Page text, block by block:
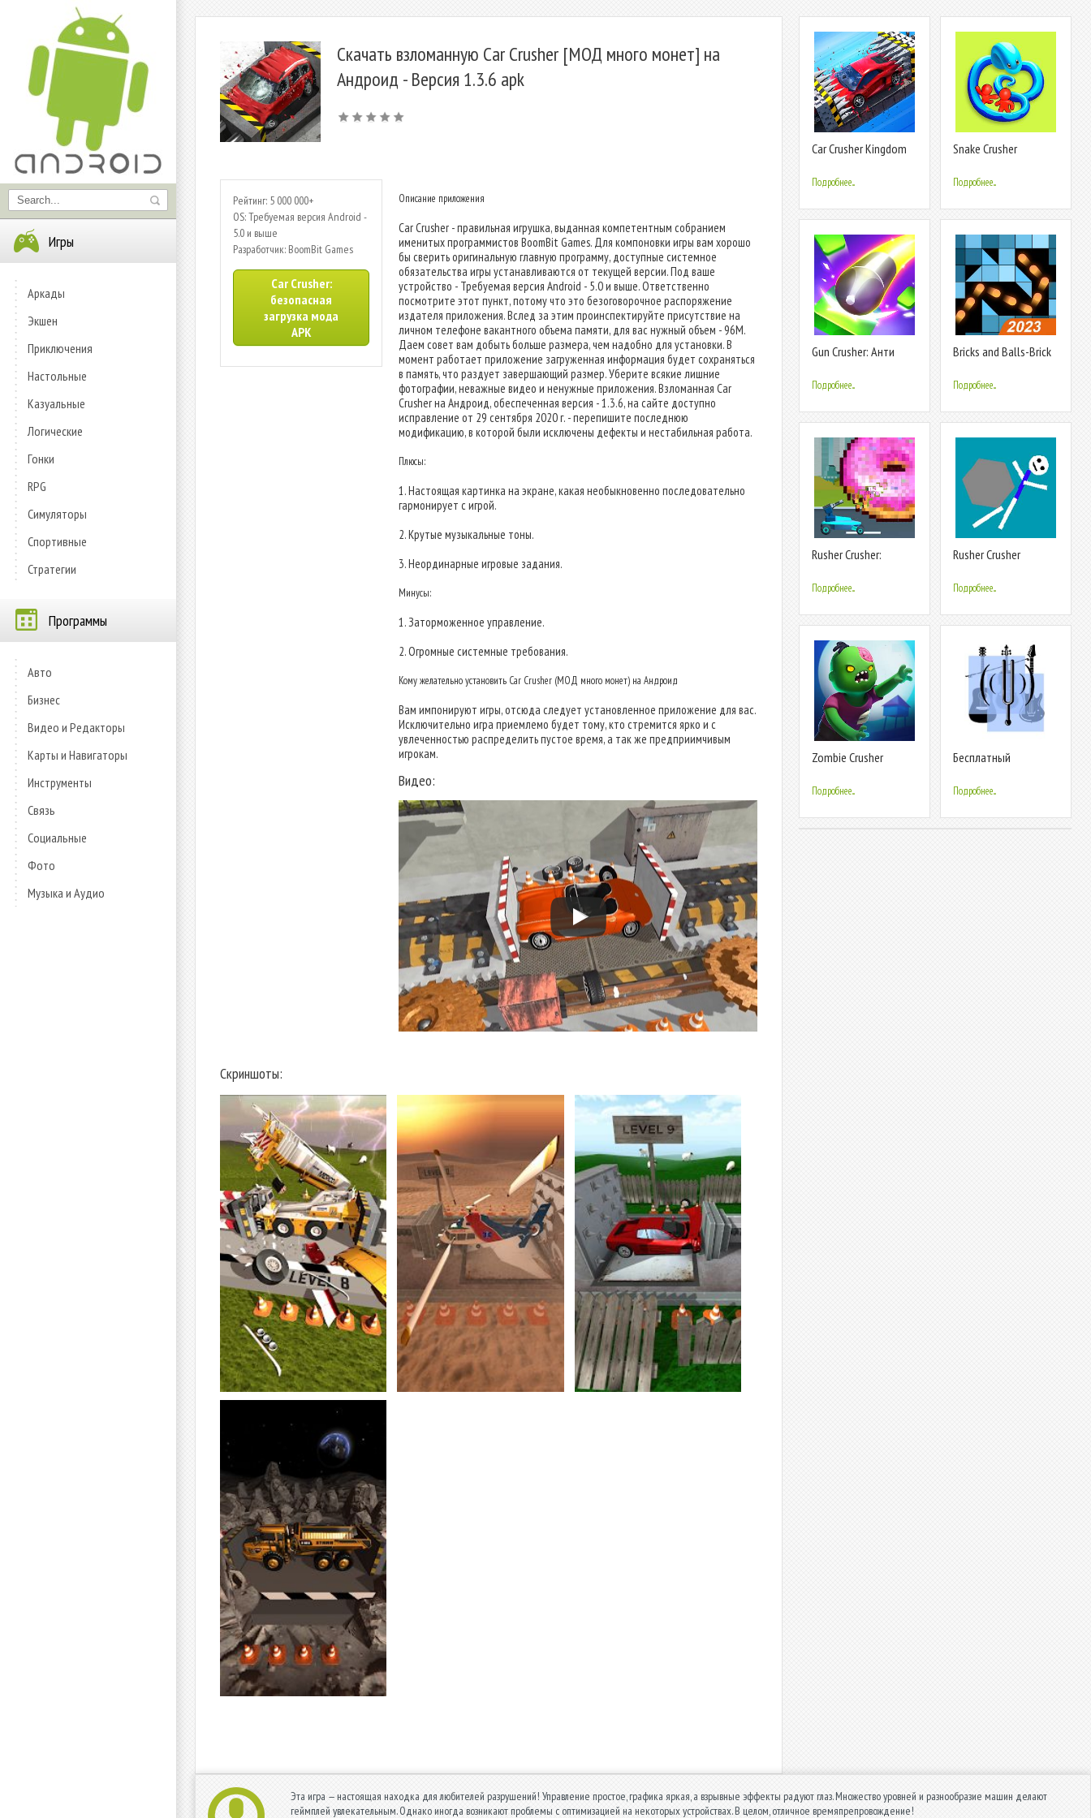
Игры
Аркады
Экшен
Приключения
Настольные
Казуальные
Логические
Гонки
RPG
Симуляторы
Спортивные
Стратегии
Программы
Авто
Бизнес
Видео и Редакторы
Карты и Навигаторы
Инструменты
Связь
Социальные
Фото
Музыка и Аудио
Скачать взломанную Car Crusher [МОД много монет] на
Андроид - Версия 1.3.6 apk
Рейтинг: 5 000 000+
OS: Требуемая версия Android -
5.0 и выше
Разработчик: BoomBit Games
Car Crusher:
безопасная
загрузка мода
APK
Описание приложения
Car Crusher - правильная игрушка, выданная компетентным собранием
именитых программистов BoomBit Games. Для компоновки игры вам хорошо
бы сверить оригинальную главную программу, доступные системное
обязательства игры устанавливаются от текущей версии. Под ваше
устройство - Требуемая версия Android - 5.0 и выше. Ответственно
посмотрите этот пункт, потому что это безоговорочное распоряжение
издателя приложения. Вслед за этим проинспектируйте присутствие на
личном телефоне вакантного объема памяти, для вас нужный объем - 96M.
Даем совет вам добыть больше размера, чем надобно для установки. В
момент работает приложение загруженная информация будет сохраняться
в память, что раздует завершающий размер. Уберите всякие лишние
фотографии, неважные видео и ненужные приложения. Взломанная Car
Crusher на Андроид, обеспеченная версия - 1.3.6, на сайте доступно
исправление от 29 сентября 2020 г. - перепишите последнюю
модификацию, в которой были исключены дефекты и нестабильная работа.
Плюсы:
1. Настоящая картинка на экране, какая необыкновенно последовательно
гармонирует с игрой.
2. Крутые музыкальные тоны.
3. Неординарные игровые задания.
Минусы:
1. Заторможенное управление.
2. Огромные системные требования.
Кому желательно установить Car Crusher (МОД много монет) на Андроид
Вам импонируют игры, отсюда следует установленное приложение для вас.
Исключительно игра приемлемо будет тому, кто стремится ярко и с
увлеченностью распределить пустое время, а так же предприимчивым
игрокам.
Видео:
Скриншоты:
Car Crusher Kingdom
Подробнее...
Snake Crusher
Подробнее...
Gun Crusher: Aнти
Подробнее...
Bricks and Balls-Brick
Подробнее...
Rusher Crusher:
Подробнее...
Rusher Crusher
Подробнее...
Zombie Crusher
Подробнее...
Бесплатный
тюнер
Подробнее...
Эта игра — настоящая находка для любителей разрушений! Управление простое, графика яркая, а взрывные эффекты радуют глаз. Множество уровней и разнообразие машин делают
геймплей увлекательным. Однако иногда возникают проблемы с оптимизацией на некоторых устройствах. В целом, отличное времяпрепровождение!